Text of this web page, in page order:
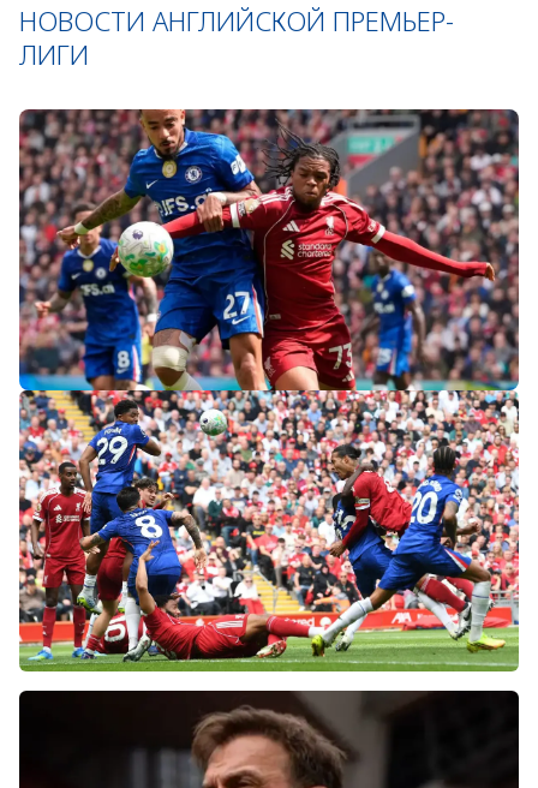
НОВОСТИ АНГЛИЙСКОЙ ПРЕМЬЕР-
ЛИГИ
«Слот не тот человек»: болельщики
«Ливерпуля» и «Челси» разнесли тренеров
после ничьей на «Энфилде»
Фанаты «Ливерпуля» шокированы
неспособностью команды обыграть нынешний